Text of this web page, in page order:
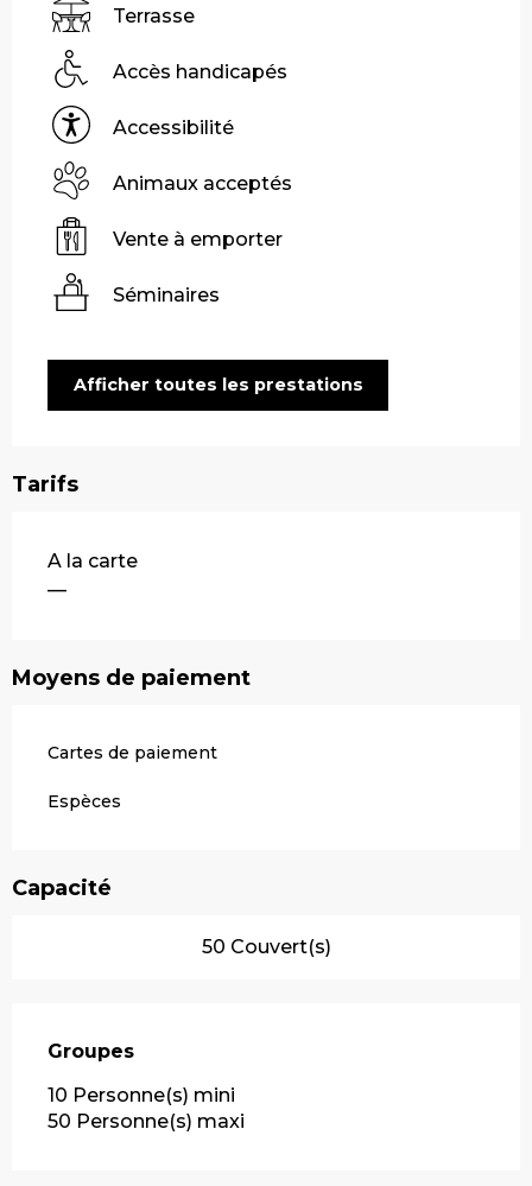
Terrasse
Accès handicapés
Accessibilité
Animaux acceptés
Vente à emporter
Séminaires
Afficher toutes les prestations
Tarifs
Tarifs 2026
A la carte
—
Moyens de paiement
Cartes de paiement
Espèces
Capacité
50 Couvert(s)
Groupes
Groupes
10 Personne(s) mini
50 Personne(s) maxi